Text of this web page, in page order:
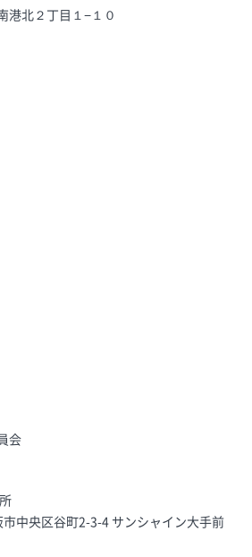
港北２丁目１−１０
会
中央区谷町2-3-4 サンシャイン大手前